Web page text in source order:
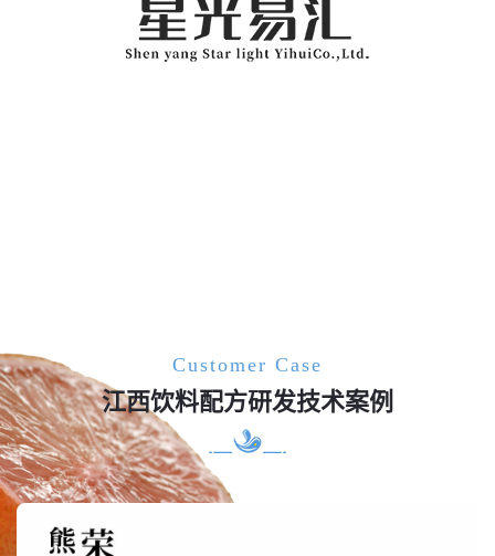
Customer Case
江西饮料配方研发技术案例